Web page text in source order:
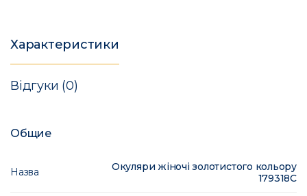
Характеристики
Відгуки (0)
Общие
Назва
Окуляри жіночі золотистого кольору
179318C